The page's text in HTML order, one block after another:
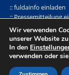
:: fuldainfo einladen
:: Pressemitteilung
facebook |
© 1998-2026
Wir verwenden
unserer Website
In den
verwenden oder